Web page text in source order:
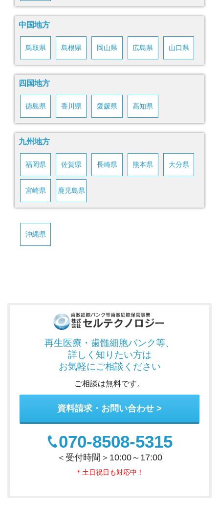
中国地方
鳥取県 島根県 岡山県 広島県 山口県
四国地方
徳島県 香川県 愛媛県 高知県
九州地方
福岡県 佐賀県 長崎県 熊本県 大分県
宮崎県 鹿児島県
沖縄県
再生医療・歯髄細胞バンク等、
詳しく知りたい方は
お気軽にご相談ください
ご相談は無料です。
資料請求・お問い合わせ
070-8508-5315
＜受付時間＞10:00～17:00
＊土日祝日も対応中！